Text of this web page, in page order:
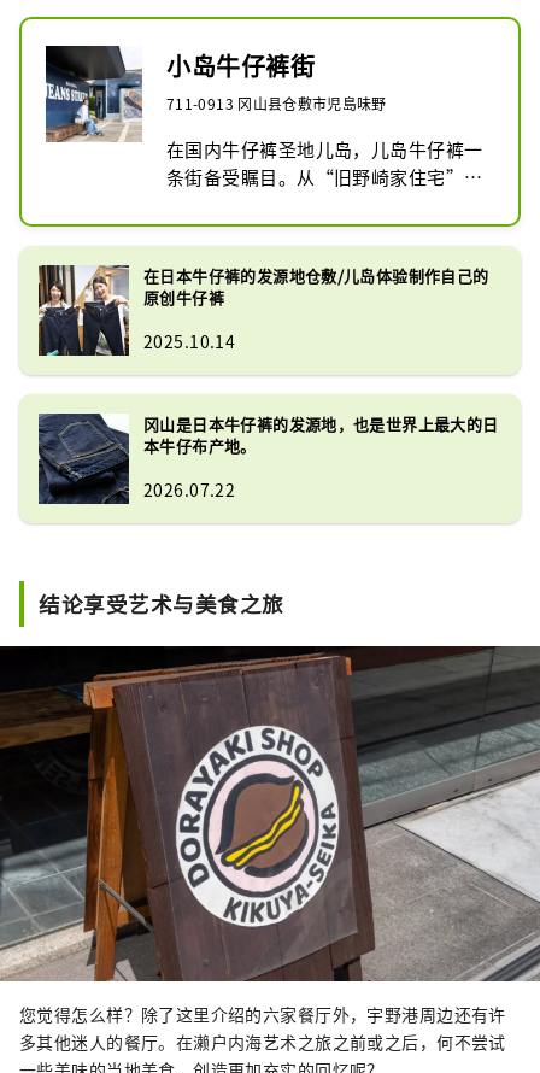
小岛牛仔裤街
711-0913 冈山县仓敷市児島味野
在国内牛仔裤圣地儿岛，儿岛牛仔裤一
条街备受瞩目。从“旧野崎家住宅”到
的牛仔裤制造商鳞次栉比。最近，很多
世界著名的日本牛仔品牌的原创牛仔
馆，出售除牛仔裤以外的所有商品，是
您可以享受一整天的地方。
在日本牛仔裤的发源地仓敷/儿岛体验制作自己的
原创牛仔裤
2025.10.14
冈山是日本牛仔裤的发源地，也是世界上最大的日
本牛仔布产地。
2026.07.22
结论享受艺术与美食之旅
您觉得怎么样？除了这里介绍的六家餐厅外，宇野港周边还有许
多其他迷人的餐厅。在濑户内海艺术之旅之前或之后，何不尝试